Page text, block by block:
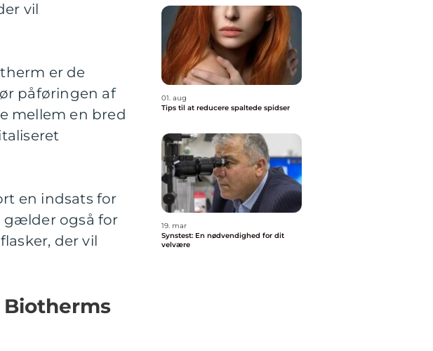
vil
er de
påføringen af
mellem en bred
en indsats for
gælder også for
der vil
01. aug
Tips til at reducere spaltede spidser
19. mar
Synstest: En nødvendighed for dit
velvære